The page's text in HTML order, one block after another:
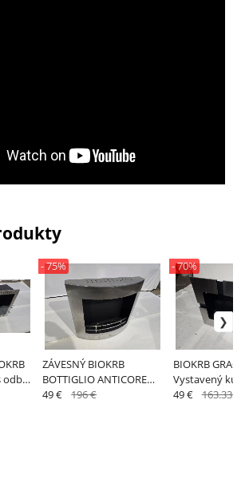
odber
ZÁVESNÝ BIOKRB
BOTTIGLIO ANTICORE
B54 B110 Vystavený kus
- 75%
49 € 196 €
BIOKRB
Vystavený kus
predajni
- 70%
49 € 163.33 €